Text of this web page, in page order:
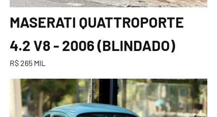
MASERATI QUATTROPORTE
4.2 V8 - 2006 (BLINDADO)
R$ 265 MIL